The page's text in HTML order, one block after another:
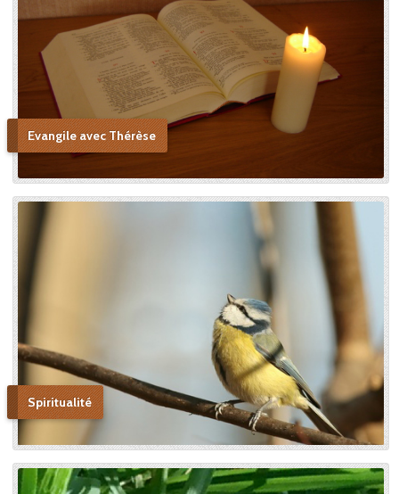
point vu le modèle, j’aime à
me persuader que j’ai vu la
copie. » Après sa mort, c’est
Céline qui plaida sa cause en
canonisation en défendant
au procès ecclésiastique sa «
petite voie » si novatrice : « Ce
autels, mais l’instrument dont
le bon Dieu s’était servi pour
montrer aux âmes “la voie de
l’enfance spirituelle” afin qu’il
produise tout l’effet pour
lequel il avait été créé. » En
promulguant le décret sur
l’héroïcité des vertus de
Thérèse, le pape Benoît XV
saluera cette « voie de la
confiance et de l’abandon ».
Bonne lecture pour aller de
découvertes en découvertes.
« Autobiographie de la sœur
et novice de la Petite
Thérèse. Histoire d’un tison
arraché du feu. » Edition du
Carmel. 386 pages. 20 Euros
Evangile avec Thérèse
Spiritualité